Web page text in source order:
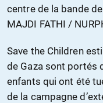
centre de la bande
MAJDI FATHI /
Save the Children
de Gaza sont portés
enfants qui ont été
de la campagne